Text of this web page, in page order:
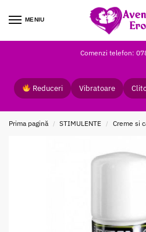
MENIU
Comenzi telefon:
Reduceri Vibratoare
Prima pagină / STIMULENTE / Creme si